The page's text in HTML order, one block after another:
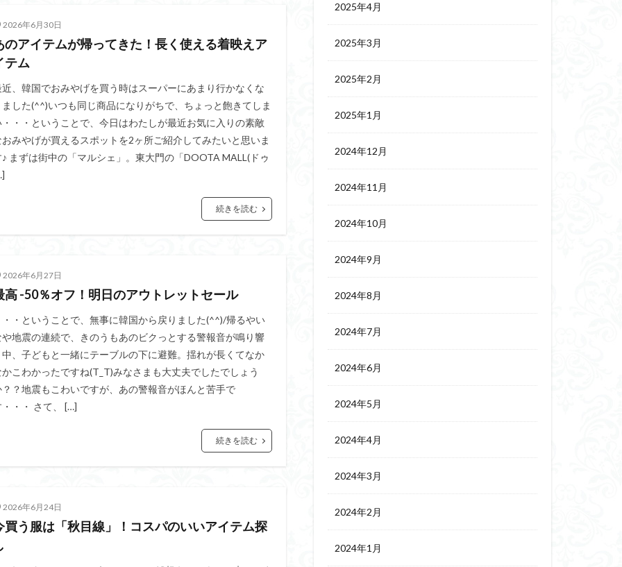
2026年6月30日
のアイテムが帰ってきた！長く使える着映えア
テム
近、韓国でおみやげを買う時はスーパーにあまり行かなくな
ました(^^)いつも同じ商品になりがちで、ちょっと飽きてしま
・・・ということで、今日はわたしが最近お気に入りの素敵
おみやげが買えるスポットを2ヶ所ご紹介してみたいと思いま
♪ まずは街中の「マルシェ」。東大門の「DOOTA MALL(ドゥ
続きを読む
2026年6月27日
高 -50％オフ！明日のアウトレットセール
・・ということで、無事に韓国から戻りました(^^)/帰るやい
や地震の連続で、きのうもあのビクっとする警報音が鳴り響
中、子どもと一緒にテーブルの下に避難。揺れが長くてなか
かこわかったですね(T_T)みなさまも大丈夫でしたでしょう
？？地震もこわいですが、あの警報音がほんと苦手で
・・・ さて、 […]
続きを読む
2026年6月24日
買う服は「秋目線」！コスパのいいアイテム探
2025年4月
2025年3月
2025年2月
2025年1月
2024年12月
2024年11月
2024年10月
2024年9月
2024年8月
2024年7月
2024年6月
2024年5月
2024年4月
2024年3月
2024年2月
2024年1月